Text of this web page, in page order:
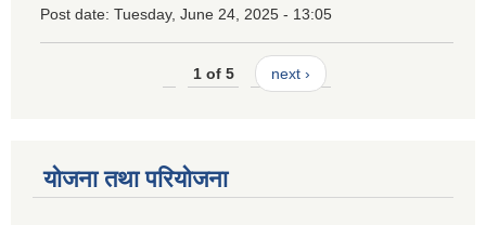
Post date: Tuesday, June 24, 2025 - 13:05
1 of 5 next ›
योजना तथा परियोजना